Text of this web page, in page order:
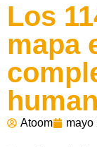
Los
mapa
Atoom mayo